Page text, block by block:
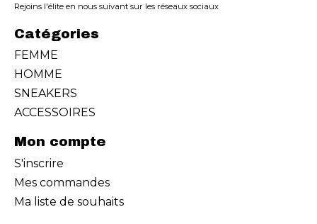
Rejoins l'élite en nous suivant sur les réseaux sociaux
Catégories
FEMME
HOMME
SNEAKERS
ACCESSOIRES
Mon compte
S'inscrire
Mes commandes
Ma liste de souhaits